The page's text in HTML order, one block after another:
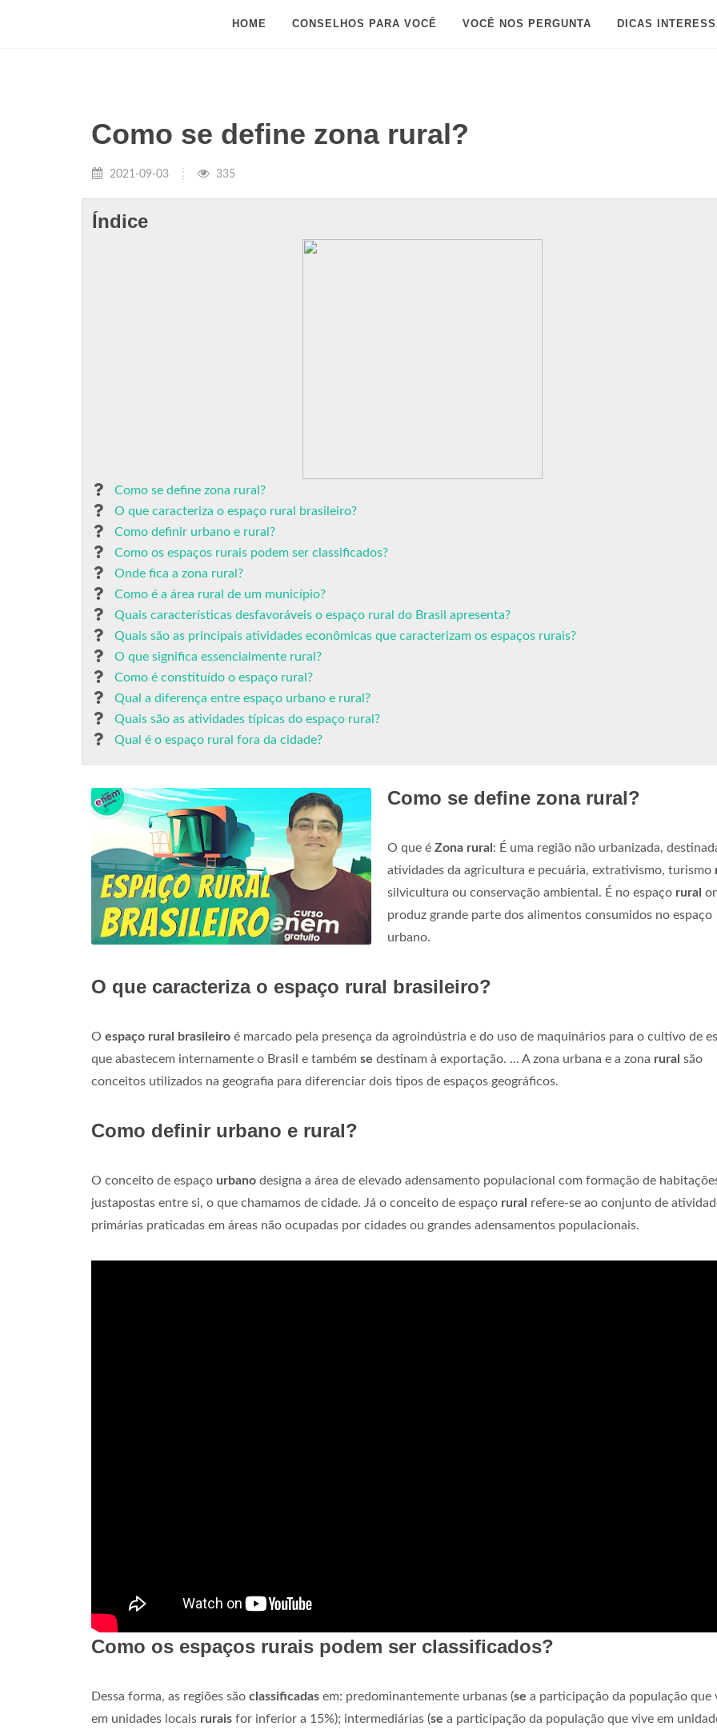
HOME CONSELHOS PARA VOCÊ VOCÊ NOS PERGUNTA DICAS
Como se define zona rural?
2021-09-03 335
Índice
Como se define zona rural?
O que caracteriza o espaço rural brasileiro?
Como definir urbano e rural?
Como os espaços rurais podem ser classificados?
Onde fica a zona rural?
Como é a área rural de um município?
Quais características desfavoráveis o espaço rural do Brasil apresenta?
Quais são as principais atividades econômicas que caracterizam os espaços rurais?
O que significa essencialmente rural?
Como é constituído o espaço rural?
Qual a diferença entre espaço urbano e rural?
Quais são as atividades típicas do espaço rural?
Qual é o espaço rural fora da cidade?
Como se define zona rural?
O que é Zona rural : É uma região não urbanizada,
atividades da agricultura e pecuária, extrativismo, turismo
silvicultura ou conservação ambiental. É no espaço rural
produz grande parte dos alimentos consumidos no espaço
urbano.
O que caracteriza o espaço rural brasileiro?
O espaço rural brasileiro é marcado pela presença da agroindústria e do uso de maquinários para o cultivo de
que abastecem internamente o Brasil e também se destinam à exportação. ... A zona urbana e a zona rural são
conceitos utilizados na geografia para diferenciar dois tipos de espaços geográficos.
Como definir urbano e rural?
O conceito de espaço urbano designa a área de elevado adensamento populacional com formação de
justapostas entre si, o que chamamos de cidade. Já o conceito de espaço rural refere-se ao conjunto de
primárias praticadas em áreas não ocupadas por cidades ou grandes adensamentos populacionais.
Como os espaços rurais podem ser classificados?
Dessa forma, as regiões são classificadas em: predominantemente urbanas (se a participação da população que
em unidades locais rurais for inferior a 15%); intermediárias (se a participação da população que vive em